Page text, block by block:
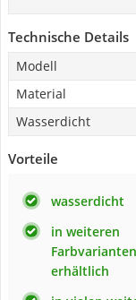
Technische Details
Modell
Material
Wasserdicht
Vorteile
wasserdicht
in weiteren
Farbvarianten
erhältlich